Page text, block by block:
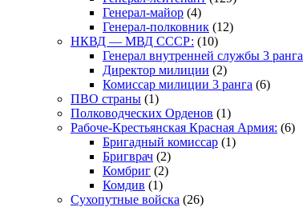
Генерал-майор (4)
Генерал-полковник (12)
НКВД — МВД СССР: (10)
Генерал внутренней службы 3 ранга
Директор милиции (2)
Комиссар милиции 3 ранга (6)
ПВО страны (1)
Полководческих Орденов (1)
Рабоче-Крестьянская Красная Армия: (6)
Бригадный комиссар (1)
Бригврач (2)
Комбриг (2)
Комдив (1)
Сухопутные войска (26)